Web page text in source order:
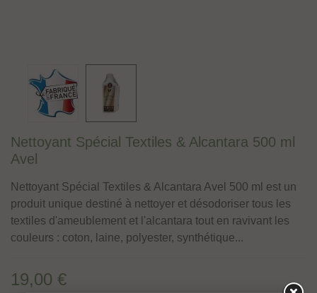
Nettoyant Spécial Textiles & Alcantara 500 ml
Avel
Nettoyant Spécial Textiles & Alcantara Avel 500 ml est un
produit unique destiné à nettoyer et désodoriser tous les
textiles d'ameublement et l'alcantara tout en ravivant les
couleurs : coton, laine, polyester, synthétique...
19,00 €